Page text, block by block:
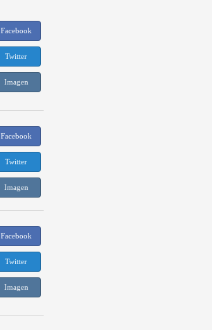
Facebook
Twitter
Imagen
Facebook
Twitter
Imagen
Facebook
Twitter
Imagen